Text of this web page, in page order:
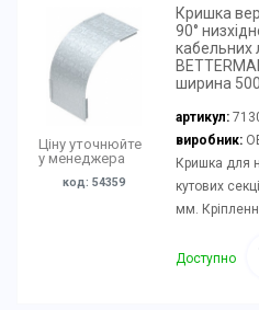
Ціну уточнюйте
у менеджера
код: 54359
Кришка
90°
кабельних
ширина
артикул:
виробник:
Кришка для
кутових
мм.
Доступно